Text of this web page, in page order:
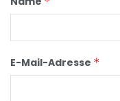
E-Mail-Adresse *